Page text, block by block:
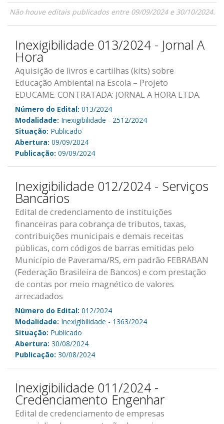
Não houve editais publicados entre 09/09/2024 e 30/10/2024.
Inexigibilidade 013/2024 - Jornal A
Hora
Aquisição de livros e cartilhas (kits) sobre
Educação Ambiental na Escola – Projeto
EDUCAME. CONTRATADA: JORNAL A HORA LTDA.
Número do Edital: 013/2024
Modalidade: Inexigibilidade - 2512/2024
Situação: Publicado
Abertura: 09/09/2024
Publicação: 09/09/2024
Inexigibilidade 012/2024 - Serviços
Bancários
Edital de credenciamento de instituições
financeiras para cobrança de tributos, taxas,
contribuições municipais e demais receitas
públicas, com códigos de barras emitidas pelo
Município de Paverama/RS, em padrão FEBRABAN
(Federação Brasileira de Bancos) e com prestação
de contas por meio magnético de valores
arrecadados
Número do Edital: 012/2024
Modalidade: Inexigibilidade - 1363/2024
Situação: Publicado
Abertura: 30/08/2024
Publicação: 30/08/2024
Inexigibilidade 011/2024 -
Credenciamento Engenhar
Edital de credenciamento de empresas